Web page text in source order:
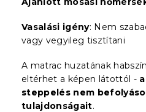
Vasalási igény: Nem
vagy vegyileg tisztítani
A matrac huzatának
eltérhet a képen látottól -
steppelés nem
tulajdonságait.